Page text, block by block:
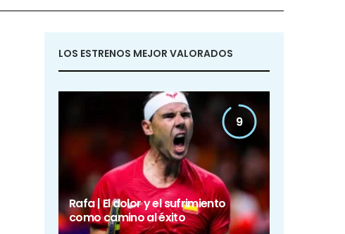
LOS ESTRENOS MEJOR VALORADOS
9
Rafa | El dolor y el sufrimiento
como camino al éxito